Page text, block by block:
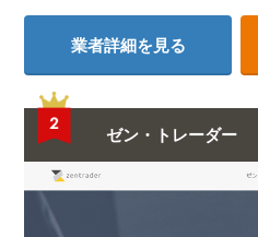
業者詳細を見る
ゼン・トレーダー